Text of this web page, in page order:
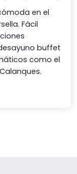
en el
Fácil
buffet
como el